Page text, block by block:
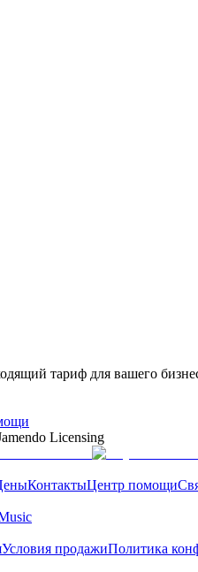
тариф для вашего
Licensing
КонтактыЦентр помощи
Условия продажиПолитика